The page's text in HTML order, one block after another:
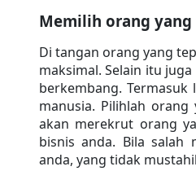
Memilih orang
Di tangan orang yang
maksimal. Selain itu
berkembang.
manusia. Pilihlah
akan merekrut orang
bisnis anda. Bila salah
anda, yang tidak